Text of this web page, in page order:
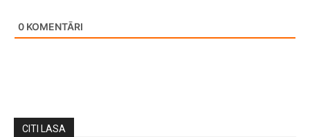
0 KOMENTĀRI
CITI LASA